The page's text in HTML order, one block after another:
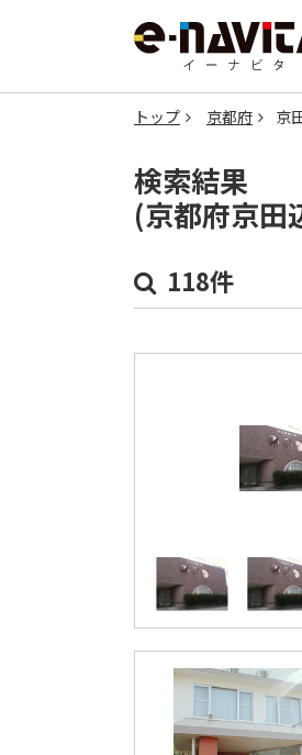
トップ 京都府 京
検索結果
(京都府京田
118件